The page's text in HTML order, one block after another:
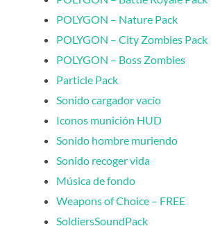
POLYGON – Nature Pack
POLYGON – City Zombies Pack
POLYGON – Boss Zombies
Particle Pack
Sonido cargador vacío
Iconos munición HUD
Sonido hombre muriendo
Sonido recoger vida
Música de fondo
Weapons of Choice – FREE
SoldiersSoundPack